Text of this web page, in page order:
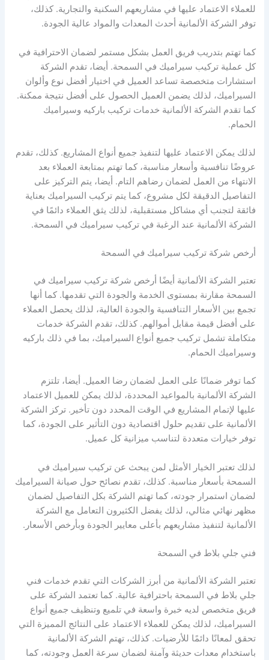
للعملاء الاعتماد عليها في مشاريعهم السكنية والتجارية. كذلك،
توفر الشركة الألمانية أحدث المعدات والمواد عالية الجودة.
كما تهتم بتدريب فريق العمل بشكل مستمر لضمان الاحترافية في
كل عملية تركيب سيراميك في السمحة. أيضا، تقدم الشركة
استشارات متخصصة تساعد العميل في اختيار أفضل نوع وألوان
السيراميك، لذلك يضمن العميل الحصول على أفضل نتيجة ممكنة.
كما تقدم الشركة الألمانية خدمات تركيب باركيه وسيراميك
الحمام.
لذلك يمكن الاعتماد عليها لتنفيذ جميع أنواع المشاريع. كذلك، تقدم
عروضًا تنافسية وأسعار مناسبة، كما تهتم بمتابعة العملاء بعد
الانتهاء من العمل لضمان رضاهم التام. أيضا، يتم التركيز على
التفاصيل الدقيقة لكل مشروع، كما يتم تركيب السيراميك بعناية
فائقة لتجنب أي مشاكل مستقبلية، لذلك يثق العملاء دائمًا في
الشركة الألمانية عند الرغبة في تركيب سيراميك في السمحة.
أرخص شركة تركيب سيراميك في السمحة
تعتبر الشركة الألمانية أيضًا أرخص شركة تركيب سيراميك في
السمحة مقارنة بمستوى الخدمة والجودة التي تقدمها. كما أنها
تجمع بين الأسعار التنافسية والجودة العالية، لذلك يحصل العملاء
على أفضل قيمة مقابل أموالهم. كذلك، تقدم الشركة خدمات
متكاملة تشمل تركيب جميع أنواع السيراميك، بما في ذلك باركيه
وسيراميك الحمام.
كما توفر ضمانًا على العمل لضمان رضا العميل. أيضا، تلتزم
الشركة الألمانية بالمواعيد المحددة، لذلك يمكن للعميل الاعتماد
عليها لإتمام المشاريع في الوقت المحدد دون تأخير. تركز الشركة
الألمانية على تقديم حلول اقتصادية دون التأثير على الجودة، كما
توفر خيارات متعددة لتناسب ميزانية كل عميل.
لذلك تعتبر الخيار الأمثل لمن يبحث عن تركيب سيراميك في
السمحة بأسعار مناسبة. كذلك، تقدم نصائح حول صيانة السيراميك
لضمان استمرار جودته، كما تهتم الشركة بكل التفاصيل لضمان
مظهر نهائي مثالي، لذلك يفضل الكثيرون التعامل مع الشركة
الألمانية لتنفيذ مشاريعهم بأعلى معايير الجودة وبأرخص الأسعار.
فني جلي بلاط في السمحة
تعتبر الشركة الألمانية من أبرز الشركات التي تقدم خدمات فني
جلي بلاط في السمحة باحترافية عالية. كما تعتمد الشركة على
فريق متخصص لديه خبرة واسعة في تلميع وتنظيف جميع أنواع
السيراميك، لذلك يمكن للعملاء الاعتماد على النتائج المميزة التي
تحقق لمعانًا دائمًا للأرضيات. كذلك، تهتم الشركة الألمانية
باستخدام معدات حديثة وآمنة لضمان سرعة العمل وجودته، كما